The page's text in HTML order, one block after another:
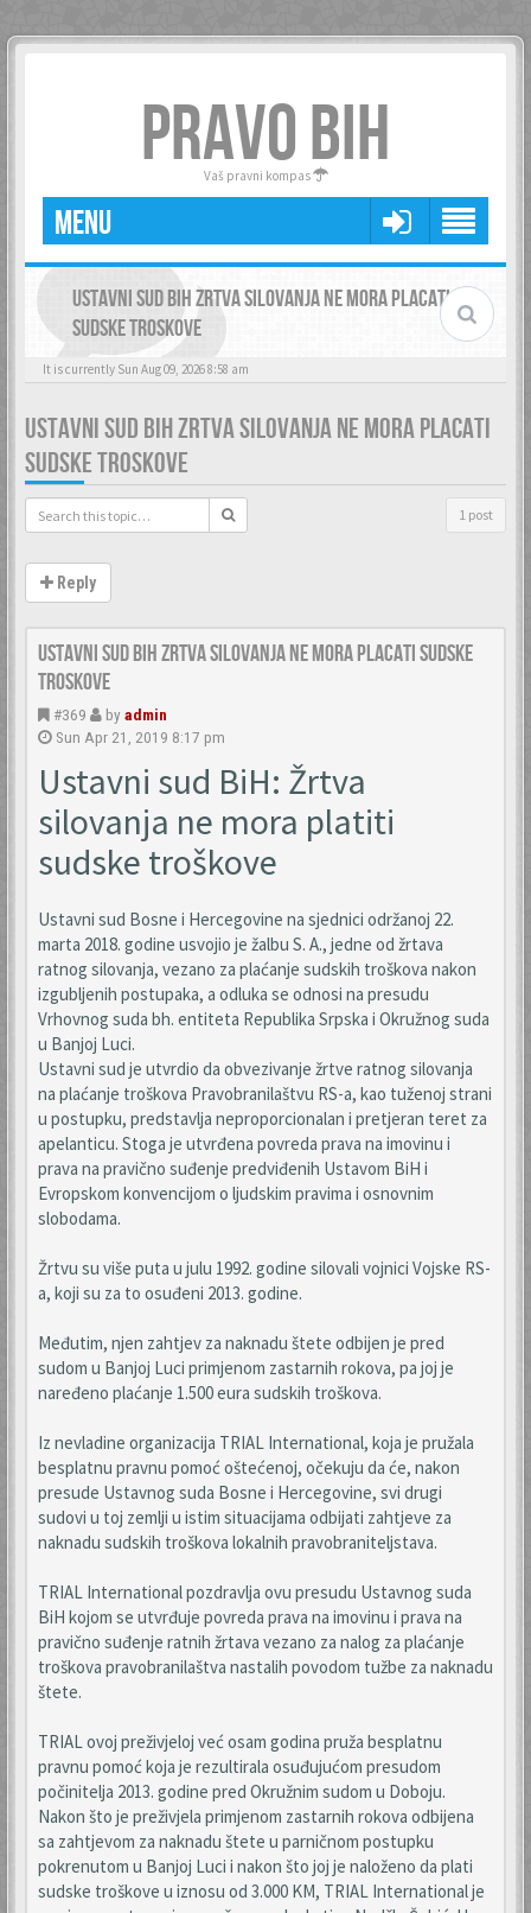
PRAVO BIH
Vaš pravni kompas
MENU
USTAVNI SUD BIH ZRTVA SILOVANJA NE MORA PLACATI
SUDSKE TROSKOVE
It is currently Sun Aug 09, 2026 8:58 am
USTAVNI SUD BIH ZRTVA SILOVANJA NE MORA PLACATI
SUDSKE TROSKOVE
1 post
Reply
Ustavni sud BiH Zrtva silovanja ne mora placati sudske
troskove
#369 by admin
Sun Apr 21, 2019 8:17 pm
Ustavni sud BiH: Žrtva
silovanja ne mora platiti
sudske troškove
Ustavni sud Bosne i Hercegovine na sjednici održanoj 22.
marta 2018. godine usvojio je žalbu S. A., jedne od žrtava
ratnog silovanja, vezano za plaćanje sudskih troškova nakon
izgubljenih postupaka, a odluka se odnosi na presudu
Vrhovnog suda bh. entiteta Republika Srpska i Okružnog suda
u Banjoj Luci.
Ustavni sud je utvrdio da obvezivanje žrtve ratnog silovanja
na plaćanje troškova Pravobranilaštvu RS-a, kao tuženoj strani
u postupku, predstavlja neproporcionalan i pretjeran teret za
apelanticu. Stoga je utvrđena povreda prava na imovinu i
prava na pravično suđenje predviđenih Ustavom BiH i
Evropskom konvencijom o ljudskim pravima i osnovnim
slobodama.
Žrtvu su više puta u julu 1992. godine silovali vojnici Vojske RS-
a, koji su za to osuđeni 2013. godine.
Međutim, njen zahtjev za naknadu štete odbijen je pred
sudom u Banjoj Luci primjenom zastarnih rokova, pa joj je
naređeno plaćanje 1.500 eura sudskih troškova.
Iz nevladine organizacija TRIAL International, koja je pružala
besplatnu pravnu pomoć oštećenoj, očekuju da će, nakon
presude Ustavnog suda Bosne i Hercegovine, svi drugi
sudovi u toj zemlji u istim situacijama odbijati zahtjeve za
naknadu sudskih troškova lokalnih pravobraniteljstava.
TRIAL International pozdravlja ovu presudu Ustavnog suda
BiH kojom se utvrđuje povreda prava na imovinu i prava na
pravično suđenje ratnih žrtava vezano za nalog za plaćanje
troškova pravobranilaštva nastalih povodom tužbe za naknadu
štete.
TRIAL ovoj preživjeloj već osam godina pruža besplatnu
pravnu pomoć koja je rezultirala osuđujućom presudom
počinitelja 2013. godine pred Okružnim sudom u Doboju.
Nakon što je preživjela primjenom zastarnih rokova odbijena
sa zahtjevom za naknadu štete u parničnom postupku
pokrenutom u Banjoj Luci i nakon što joj je naloženo da plati
sudske troškove u iznosu od 3.000 KM, TRIAL International je